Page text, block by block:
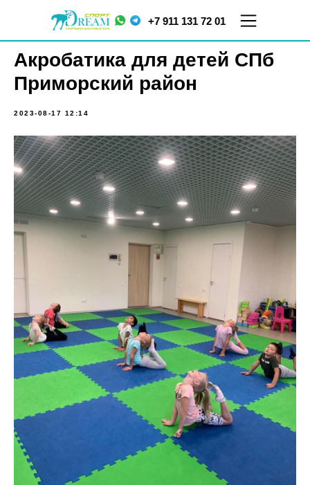
ул. Меркурьева, д. 7
ТЦ "Парнас", 5 этаж
ул.
Кораблестроителей,
д.16, корп.2
+7 911 131 72 01
Акробатика для детей СПб
Приморский район
2023-08-17 12:14